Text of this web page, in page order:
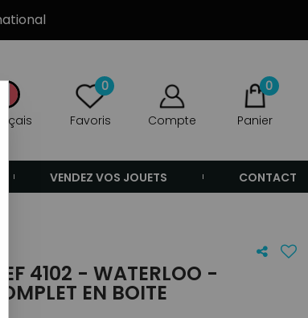
0
Favoris Compte
0
Panier
VENDEZ VOS JOUETS CONTACT
4102 - WATERLOO -
EN BOITE